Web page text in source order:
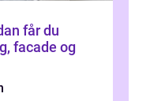
facade og